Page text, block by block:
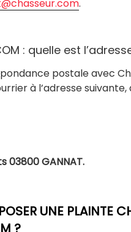
.
: quelle est
postale avec
à l’adresse
03800 GANNAT.
UNE PLAINTE
?